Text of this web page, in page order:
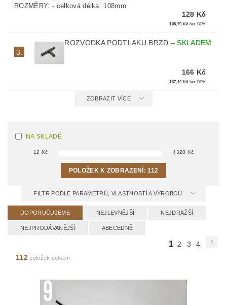
ROZMĚRY: - celková délka: 108mm
128 Kč
105,79 Kč bez DPH
3.
ROZVODKA PODTLAKU BRZD –SKLADEM
166 Kč
137,19 Kč bez DPH
ZOBRAZIT VÍCE
NA SKLADĚ
12 Kč 4320 Kč
POLOŽEK K ZOBRAZENÍ:112
FILTR PODLE PARAMETRŮ, VLASTNOSTÍ A VÝROBCŮ
DOPORUČUJEME NEJLEVNĚJŠÍ NEJDRAŽŠÍ
NEJPRODÁVANĚJŠÍ ABECEDNĚ
1 2 3
4
112položek celkem